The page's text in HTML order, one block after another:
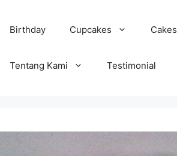
Birthday Cupcakes Cakes
Tentang Kami Testimonial